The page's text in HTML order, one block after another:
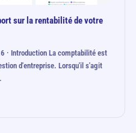
sur la rentabilité de votre
· Introduction La comptabilité est
d'entreprise. Lorsqu'il s'agit